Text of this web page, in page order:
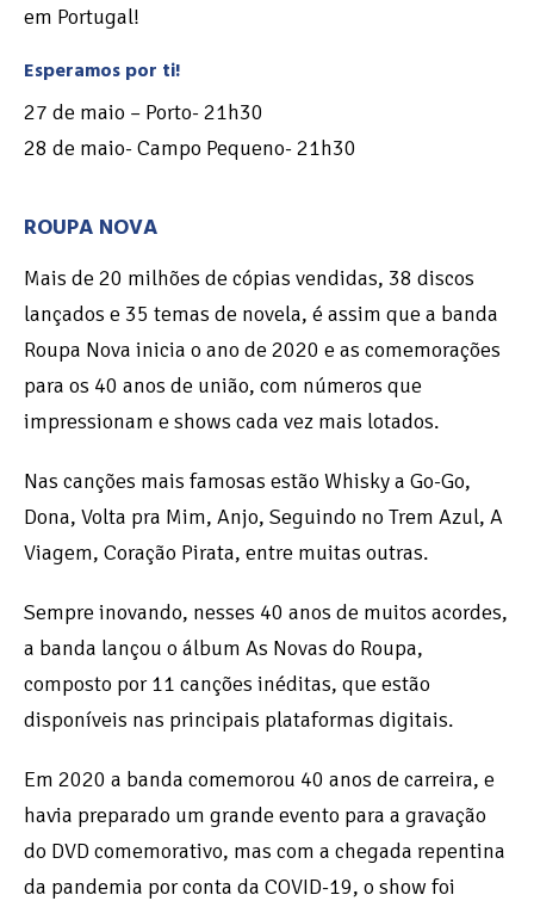
em Portugal!
Esperamos por ti!
27 de maio – Porto- 21h30
28 de maio- Campo Pequeno- 21h30
ROUPA NOVA
Mais de 20 milhões de cópias vendidas, 38 discos
lançados e 35 temas de novela, é assim que a banda
Roupa Nova inicia o ano de 2020 e as comemorações
para os 40 anos de união, com números que
impressionam e shows cada vez mais lotados.
Nas canções mais famosas estão Whisky a Go-Go,
Dona, Volta pra Mim, Anjo, Seguindo no Trem Azul, A
Viagem, Coração Pirata, entre muitas outras.
Sempre inovando, nesses 40 anos de muitos acordes,
a banda lançou o álbum As Novas do Roupa,
composto por 11 canções inéditas, que estão
disponíveis nas principais plataformas digitais.
Em 2020 a banda comemorou 40 anos de carreira, e
havia preparado um grande evento para a gravação
do DVD comemorativo, mas com a chegada repentina
da pandemia por conta da COVID-19, o show foi